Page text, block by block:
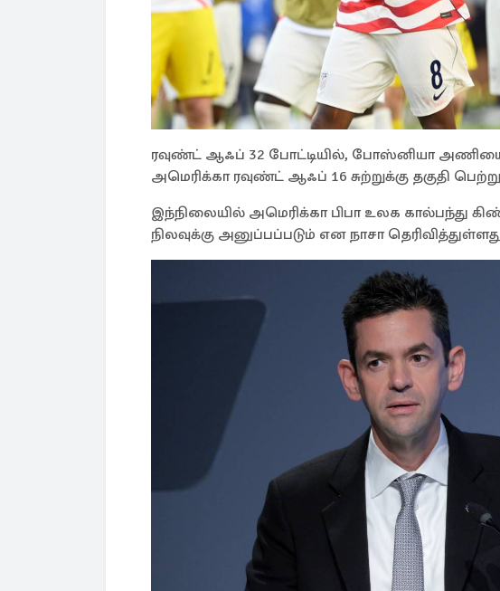
ரவுண்ட் ஆஃப் 32 போட்டியில், போஸ்னியா
அமெரிக்கா ரவுண்ட் ஆஃப் 16 சுற்றுக்கு தகுதி
இந்நிலையில் அமெரிக்கா பிபா உலக கால்பந்து
நிலவுக்கு அனுப்பப்படும் என நாசா